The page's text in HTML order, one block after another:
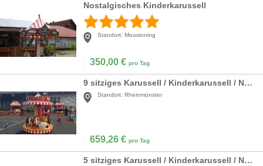
Nostalgisches Kinderkarussell
Standort: Moosinning
350,00 € pro Tag
9 sitziges Karussell / Kinderkarussell / Nostalgiekarussell
Standort: Rheinmünster
659,26 € pro Tag
5 sitziges Karussell / Kinderkarussell / Nostalgiekarussell